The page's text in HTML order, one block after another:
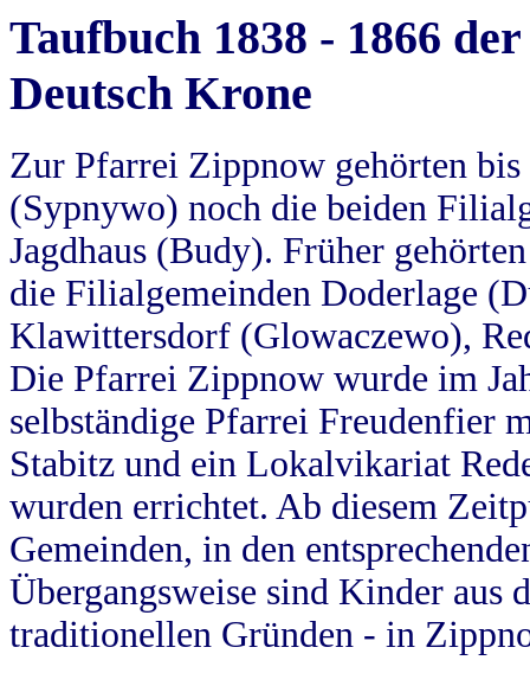
Taufbuch 1838 - 1866
Deutsch Krone
Zur Pfarrei Zippnow gehörten
(Sypnywo) noch die beiden
Jagdhaus (Budy). Früher
die Filialgemeinden Doderlage
Klawittersdorf (Glowaczewo),
Die Pfarrei Zippnow wurde im
selbständige Pfarrei Freudenfier
Stabitz und ein Lokalvikariat
wurden errichtet. Ab diesem
Gemeinden, in den
Übergangsweise sind Kinder aus
traditionellen Gründen - in